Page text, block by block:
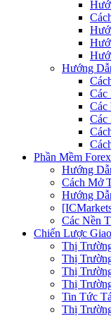
Hướng
Các
Các
Các
Phần Mềm Forex
Hướng
Cách Mở
Hướng
Các Nền
Chiến Lược
Thị
Thị
Thị
Thị
Tin Tức
Thị